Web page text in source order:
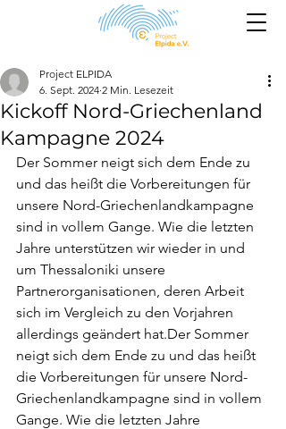
Kickoff Nord-Griechenland
Kampagne 2024
Project ELPIDA
6. Sept. 2024 2 Min. Lesezeit
Der Sommer neigt sich dem Ende zu
und das heißt die Vorbereitungen für
unsere Nord-Griechenlandkampagne
sind in vollem Gange. Wie die letzten
Jahre unterstützen wir wieder in und
um Thessaloniki unsere
Partnerorganisationen, deren Arbeit
sich im Vergleich zu den Vorjahren
allerdings geändert hat.Der Sommer
neigt sich dem Ende zu und das heißt
die Vorbereitungen für unsere Nord-
Griechenlandkampagne sind in vollem
Gange. Wie die letzten Jahre